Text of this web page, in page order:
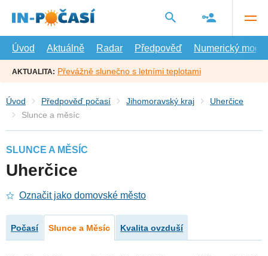
hlavní
Úvod
Aktuálně Radar Předpověď Numerický model
AKTUALITA: Převážně slunečno s letními teplotami
Úvod Předpověď počasí Jihomoravský kraj
Uherčice
Slunce a měsíc
SLUNCE A MĚSÍC
Uherčice
Označit jako domovské město
Počasí Slunce a Měsíc Kvalita ovzduší